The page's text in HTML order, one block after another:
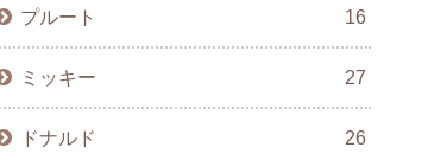
プルート 16
ミッキー 27
ドナルド 26